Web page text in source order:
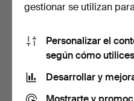
Un conjunto de 3 lámparas
de pie de palisa…
Subastado 30 oct 2025
9 pujas
gestionar se utilizan
Personalizar el
según cómo
Desarrollar y